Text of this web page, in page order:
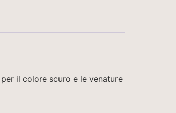
il colore scuro e le venature